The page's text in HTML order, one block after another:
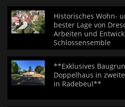
Historisches Wohn-
bester Lage von
Arbeiten und
Schlossensemble
**Exklusives
Doppelhaus in
in Radebeul**